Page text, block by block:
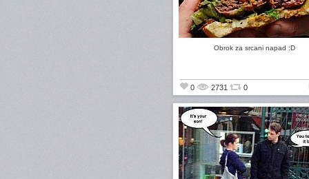
Obrok za srcani napad :D
0 2731 0